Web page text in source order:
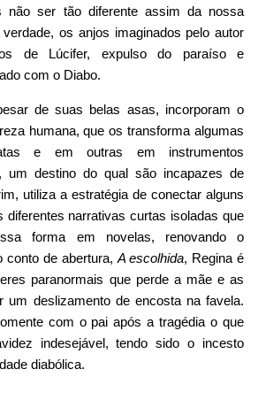
não ser tão diferente assim da nossa
verdade, os anjos imaginados pelo autor
de Lúcifer, expulso do paraíso e
com o Diabo.
de suas belas asas, incorporam o
humana, que os transforma algumas
e em outras em instrumentos
um destino do qual são incapazes de
utiliza a estratégia de conectar alguns
diferentes narrativas curtas isoladas que
forma em novelas, renovando o
conto de abertura, A escolhida, Regina é
paranormais que perde a mãe e as
um deslizamento de encosta na favela.
com o pai após a tragédia o que
indesejável, tendo sido o incesto
diabólica.